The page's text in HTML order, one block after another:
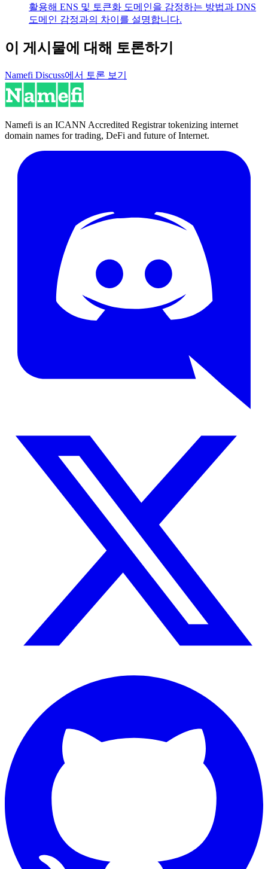
활용해 ENS 및 토큰화 도메인을 감정하는 방법과 DNS
도메인 감정과의 차이를 설명합니다.
이 게시물에 대해 토론하기
Namefi Discuss에서 토론 보기
Namefi is an ICANN Accredited Registrar tokenizing internet
domain names for trading, DeFi and future of Internet.